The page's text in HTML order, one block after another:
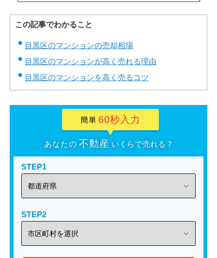
この記事でわかること
目黒区のマンションの売却相場
目黒区のマンションが高く売れる理由
目黒区のマンションを高く売るコツ
簡単 60秒入力
あなたの 不動産 いくらで売れる？
STEP1
STEP2